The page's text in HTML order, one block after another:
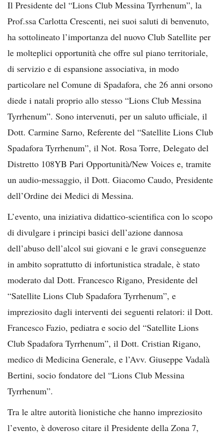
Il Presidente del “Lions Club Messina Tyrrhenum”, la
Prof.ssa Carlotta Crescenti, nei suoi saluti di benvenuto,
ha sottolineato l’importanza del nuovo Club Satellite per
le molteplici opportunità che offre sul piano territoriale,
di servizio e di espansione associativa, in modo
particolare nel Comune di Spadafora, che 26 anni orsono
diede i natali proprio allo stesso “Lions Club Messina
Tyrrhenum”. Sono intervenuti, per un saluto ufficiale, il
Dott. Carmine Sarno, Referente del “Satellite Lions Club
Spadafora Tyrrhenum”, il Not. Rosa Torre, Delegato del
Distretto 108YB Pari Opportunità/New Voices e, tramite
un audio-messaggio, il Dott. Giacomo Caudo, Presidente
dell’Ordine dei Medici di Messina.
L’evento, una iniziativa didattico-scientifica con lo scopo
di divulgare i principi basici dell’azione dannosa
dell’abuso dell’alcol sui giovani e le gravi conseguenze
in ambito soprattutto di infortunistica stradale, è stato
moderato dal Dott. Francesco Rigano, Presidente del
“Satellite Lions Club Spadafora Tyrrhenum”, e
impreziosito dagli interventi dei seguenti relatori: il Dott.
Francesco Fazio, pediatra e socio del “Satellite Lions
Club Spadafora Tyrrhenum”, il Dott. Cristian Rigano,
medico di Medicina Generale, e l’Avv. Giuseppe Vadalà
Bertini, socio fondatore del “Lions Club Messina
Tyrrhenum”.
Tra le altre autorità lionistiche che hanno impreziosito
l’evento, è doveroso citare il Presidente della Zona 7,